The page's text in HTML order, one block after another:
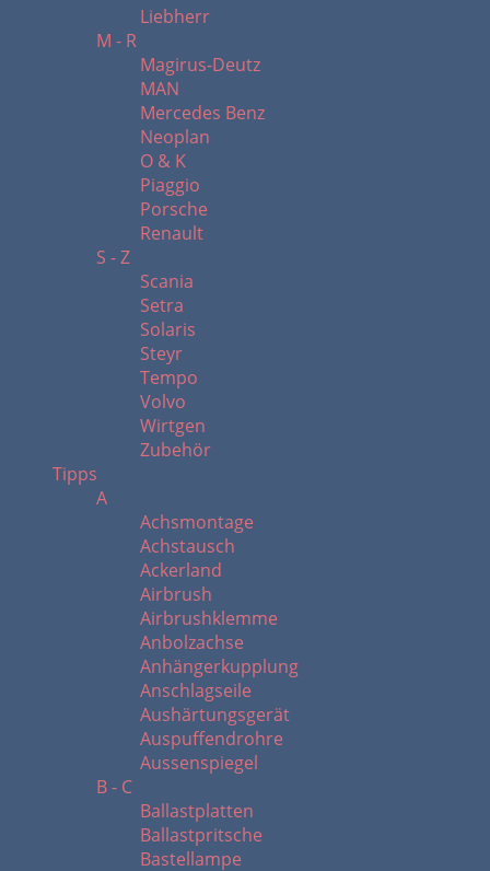
Liebherr
M - R
Magirus-Deutz
MAN
Mercedes Benz
Neoplan
O & K
Piaggio
Porsche
Renault
S - Z
Scania
Setra
Solaris
Steyr
Tempo
Volvo
Wirtgen
Zubehör
Tipps
A
Achsmontage
Achstausch
Ackerland
Airbrush
Airbrushklemme
Anbolzachse
Anhängerkupplung
Anschlagseile
Aushärtungsgerät
Auspuffendrohre
Aussenspiegel
B - C
Ballastplatten
Ballastpritsche
Bastellampe